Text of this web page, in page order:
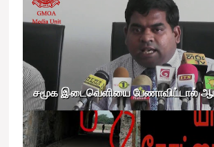
சமூக இடைவெளியை பேணாவிட்டால்